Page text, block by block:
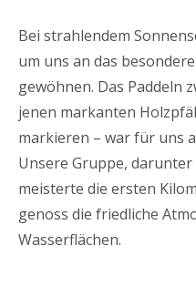
Bei strahlendem
um uns an das
gewöhnen. Das Paddeln
jenen markanten
markieren – war für uns
Unsere Gruppe,
meisterte die ersten
genoss die friedliche
Wasserflächen.